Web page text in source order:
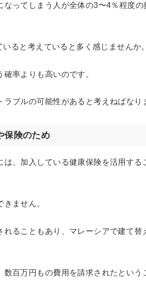
ってしまう人が全体の3〜4％程度の
ると考えていると多く感じませんか。
率よりも高いのです。
ブルの可能性があると考えねばなり
保険のため
、加入している健康保険を活用する
ません。
ることもあり、マレーシアで建て替
百万円もの費用を請求されたという